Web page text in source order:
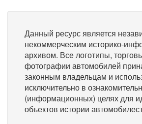
Данный ресурс является
некоммерческим историко-
архивом. Все логотипы,
фотографии автомобилей
законным владельцам и
исключительно в
(информационных) целях для
объектов истории